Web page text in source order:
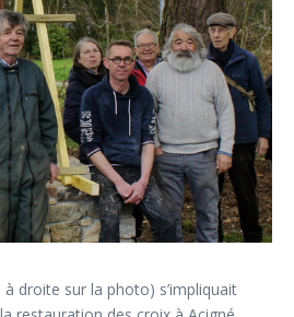
à droite sur la photo) s’impliquait